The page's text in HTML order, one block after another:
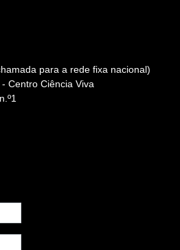
para a rede fixa nacional)
Centro Ciência Viva